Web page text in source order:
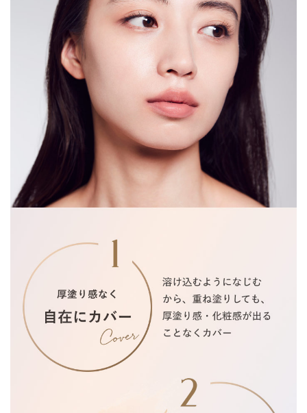
ウダー組成の大部分を占める無機粉体を、半透明ジェルで
コーティング。粉感・白さがなく、肌のキメに沿って均一
に高密着。
ジェル技術〈 2 〉
「半透明ジェル」
塗膜構成に必要な油剤を半透明ジェルに置き換えること
で、全ての粉体がジェルに包まれたジェル主体の塗膜に。
粉体の均一な付着がより高まるとともに、塗膜内部で光拡
散効果を生みだしカバーを実現。